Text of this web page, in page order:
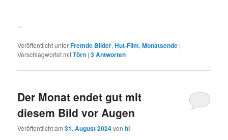
..
Veröffentlicht unterFremde Bilder,Hut-Film,Monatsende |
Verschlagwortet mitTörn |3Antworten
Der Monat endet gut mit
diesem Bild vor Augen
Veröffentlicht am31. August 2024vonhl